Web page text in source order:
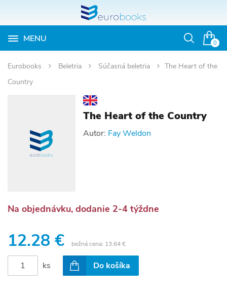
0
MENU
Otvoriť
Eurobooks Beletria Súčasná beletria
The Heart of the
Country
The Heart of the Country
Autor: Fay Weldon
Na objednávku, dodanie 2-4 týždne
12.28 € bežná cena: 13.64 €
ks Do košíka